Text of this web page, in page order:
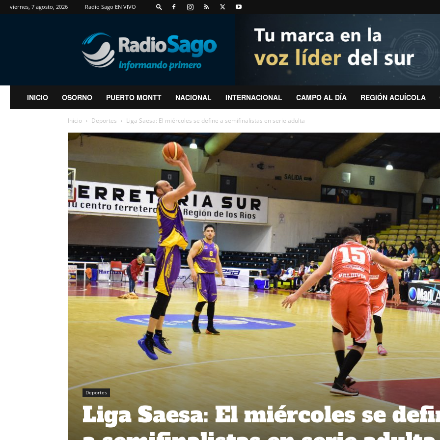
viernes, 7 agosto, 2026 Radio Sago EN VIVO
RadioSago
INICIO OSORNO PUERTO MONTT NACIONAL INTERNACIONAL CAMPO AL DÍA REGIÓN ACUÍCOLA
Inicio Deportes Liga Saesa: El miércoles se define a semifinalistas en serie adulta
Deportes
Liga Saesa: El miércoles se